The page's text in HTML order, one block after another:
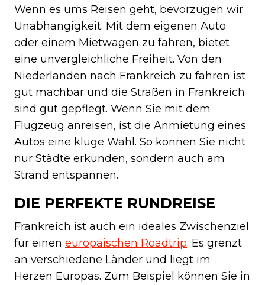
Wenn es ums Reisen geht, bevorzugen wir
Unabhängigkeit. Mit dem eigenen Auto
oder einem Mietwagen zu fahren, bietet
eine unvergleichliche Freiheit. Von den
Niederlanden nach Frankreich zu fahren ist
gut machbar und die Straßen in Frankreich
sind gut gepflegt. Wenn Sie mit dem
Flugzeug anreisen, ist die Anmietung eines
Autos eine kluge Wahl. So können Sie nicht
nur Städte erkunden, sondern auch am
Strand entspannen.
DIE PERFEKTE RUNDREISE
Frankreich ist auch ein ideales Zwischenziel
für einen europäischen Roadtrip. Es grenzt
an verschiedene Länder und liegt im
Herzen Europas. Zum Beispiel können Sie in